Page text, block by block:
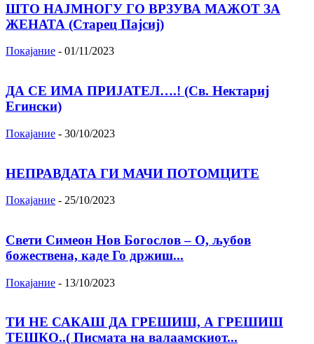
ШТО НАЈМНОГУ ГО ВРЗУВА МАЖОТ ЗА
ЖЕНАТА (Старец Пајсиј)
Покајание - 01/11/2023
ДА СЕ ИМА ПРИЈАТЕЛ….! (Св. Нектариј
Егински)
Покајание - 30/10/2023
НЕПРАВДАТА ГИ МАЧИ ПОТОМЦИТЕ
Покајание - 25/10/2023
Свети Симеон Нов Богослов – О, љубов
божествена, каде Го држиш...
Покајание - 13/10/2023
ТИ НЕ САКАШ ДА ГРЕШИШ, А ГРЕШИШ
ТЕШКО..( Писмата на валаамскиот...